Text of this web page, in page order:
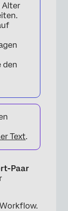
Alter
den
Text.
Paar